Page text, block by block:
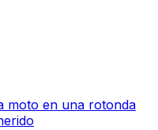
moto en una rotonda